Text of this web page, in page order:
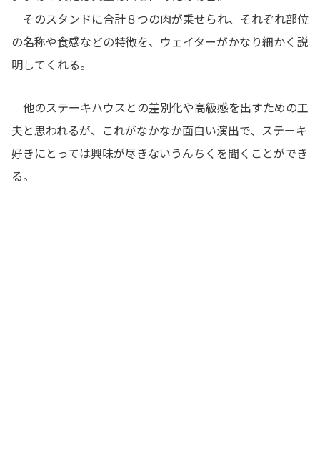
そのスタンドに合計８つの肉が乗せられ、それぞれ部位
の名称や食感などの特徴を、ウェイターがかなり細かく説
明してくれる。
他のステーキハウスとの差別化や高級感を出すための工
夫と思われるが、これがなかなか面白い演出で、ステーキ
好きにとっては興味が尽きないうんちくを聞くことができ
る。